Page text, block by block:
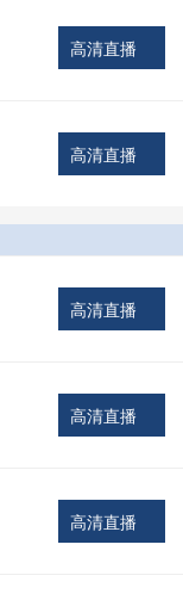
高清直播
高清直播
高清直播
高清直播
高清直播